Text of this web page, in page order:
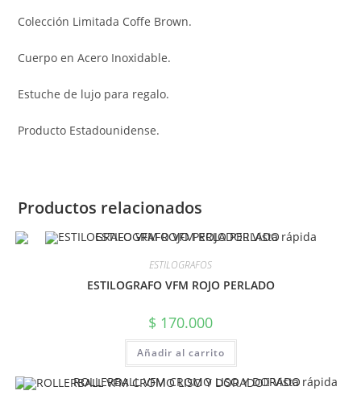
Colección Limitada Coffe Brown.
Cuerpo en Acero Inoxidable.
Estuche de lujo para regalo.
Producto Estadounidense.
Productos relacionados
Vista rápida
ESTILOGRAFOS
ESTILOGRAFO VFM ROJO PERLADO
$ 170.000
Añadir al carrito
Vista rápida